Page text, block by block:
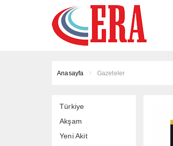
Anasayfa Gazeteler
Türkiye
Akşam
Yeni Akit